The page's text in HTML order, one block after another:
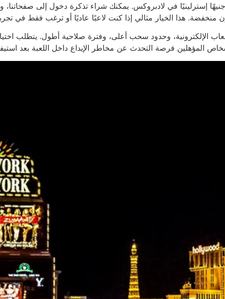
لعبة مختارة). أودع واشترِ 5 جنيهات إسترلينية فقط لتحصل على مكافأة بنغو بقيمة 25 جنيهًا إسترلينيًا في لادبروكس. يمكنك شراء تذكرة
الإلكترونية، وحدود سحب أعلى، وفترة صلاحية أطول. يتطلب